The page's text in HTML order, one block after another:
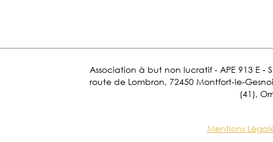
Association à but non lucratif - APE 913 E -
route de Lombron, 72450 Montfort-le-
(41),
Mentions